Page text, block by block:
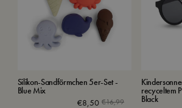
Silikon-Sandförmchen 5er-Set -
Blue Mix
€16,99
€8,50
recyceltem
Black